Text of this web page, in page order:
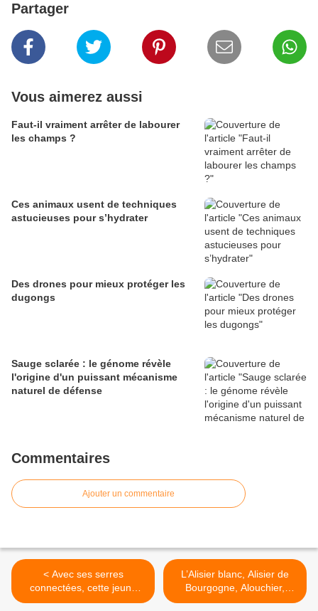
Partager
Vous aimerez aussi
Faut‑il vraiment arrêter de labourer
les champs ?
Ces animaux usent de techniques
astucieuses pour s’hydrater
Des drones pour mieux protéger les
dugongs
Sauge sclarée : le génome révèle
l'origine d'un puissant mécanisme
naturel de défense
Commentaires
Ajouter un commentaire
< Avec ses serres
connectées, cette jeune
entreprise entend
L’Alisier blanc, Alisier de
Bourgogne, Alouchier,
Sorbier des Alpes (Aria